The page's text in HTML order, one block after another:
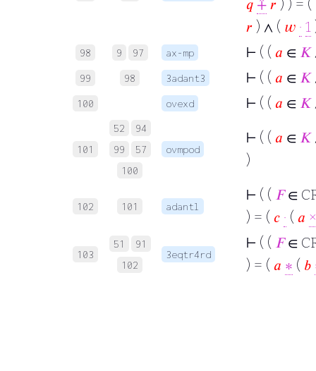
𝑞 ⨣𝑟 ) ) =
𝑟 ) ∧ ( 𝑤 · 1
98 9 97 ax-mp ⊢ ( ( 𝑎 ∈ 𝐾
99 98 3adant3 ⊢ ( ( 𝑎 ∈ 𝐾
100 ovexd ⊢ ( ( 𝑎 ∈ 𝐾
101
52
94
99
57
100
ovmpod
⊢ ( ( 𝑎 ∈ 𝐾
)
102 101 adantl
⊢ ( ( 𝐹∈
) = ( 𝑐 · ( 𝑎 ×
103
51
91
102
3eqtr4rd
⊢ ( ( 𝐹∈
) = ( 𝑎 ∗ ( 𝑏